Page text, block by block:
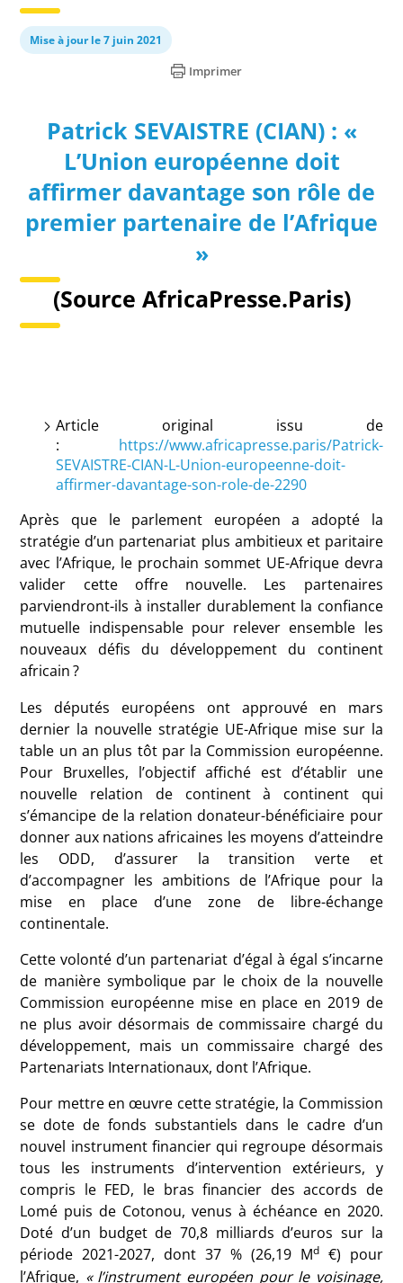
Mise à jour le 7 juin 2021
Imprimer
Patrick SEVAISTRE (CIAN) : «
L’Union européenne doit
affirmer davantage son rôle de
premier partenaire de l’Afrique
»
(Source AfricaPresse.Paris)
Article original issu de
: https://www.africapresse.paris/Patrick-
SEVAISTRE-CIAN-L-Union-europeenne-doit-
affirmer-davantage-son-role-de-2290
Après que le parlement européen a adopté la
stratégie d’un partenariat plus ambitieux et paritaire
avec l’Afrique, le prochain sommet UE-Afrique devra
valider cette offre nouvelle. Les partenaires
parviendront-ils à installer durablement la confiance
mutuelle indispensable pour relever ensemble les
nouveaux défis du développement du continent
africain ?
Les députés européens ont approuvé en mars
dernier la nouvelle stratégie UE-Afrique mise sur la
table un an plus tôt par la Commission européenne.
Pour Bruxelles, l’objectif affiché est d’établir une
nouvelle relation de continent à continent qui
s’émancipe de la relation donateur-bénéficiaire pour
donner aux nations africaines les moyens d’atteindre
les ODD, d’assurer la transition verte et
d’accompagner les ambitions de l’Afrique pour la
mise en place d’une zone de libre-échange
continentale.
Cette volonté d’un partenariat d’égal à égal s’incarne
de manière symbolique par le choix de la nouvelle
Commission européenne mise en place en 2019 de
ne plus avoir désormais de commissaire chargé du
développement, mais un commissaire chargé des
Partenariats Internationaux, dont l’Afrique.
Pour mettre en œuvre cette stratégie, la Commission
se dote de fonds substantiels dans le cadre d’un
nouvel instrument financier qui regroupe désormais
tous les instruments d’intervention extérieurs, y
compris le FED, le bras financier des accords de
Lomé puis de Cotonou, venus à échéance en 2020.
Doté d’un budget de 70,8 milliards d’euros sur la
période 2021-2027, dont 37 % (26,19 Md
€) pour
l’Afrique, « l’instrument européen pour le voisinage,